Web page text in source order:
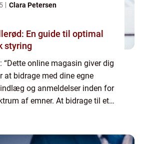
Clara Petersen
En guide til optimal
styring
“Dette online magasin giver dig
at bidrage med dine egne
og anmeldelser inden for
af emner. At bidrage til et